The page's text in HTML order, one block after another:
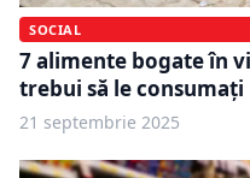
SOCIAL
7 alimente bogate în
trebui să le consumați
21 septembrie 2025